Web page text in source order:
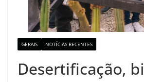
GERAIS NOTÍCIAS RECENTES
Desertificação,